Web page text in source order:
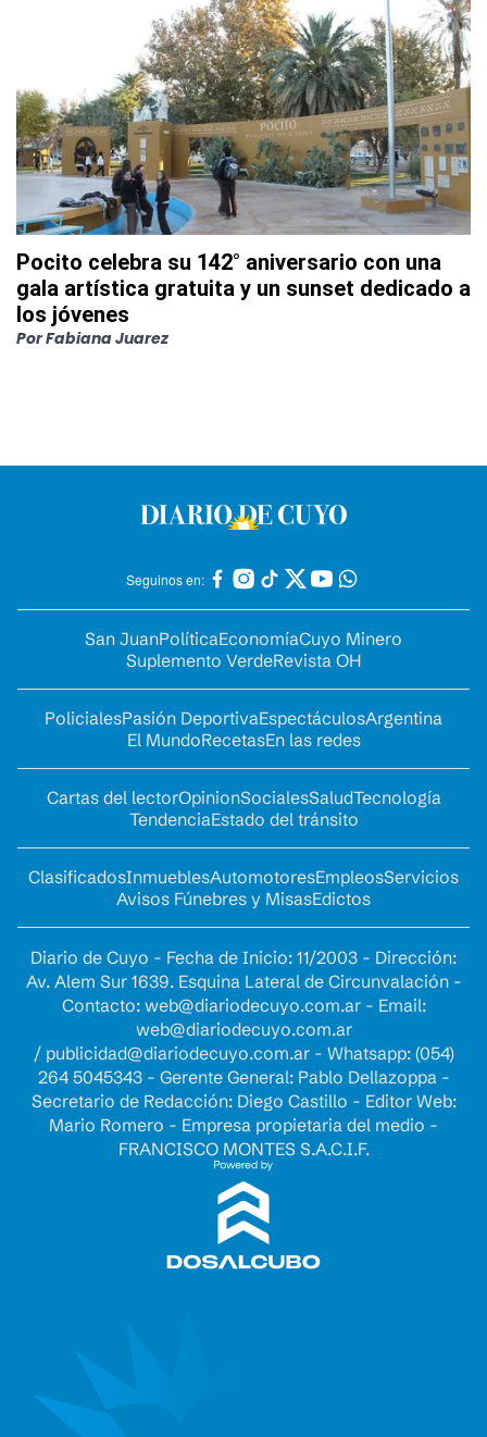
Pocito celebra su 142° aniversario con una
gala artística gratuita y un sunset dedicado a
los jóvenes
PorFabiana Juarez
Seguinos en:
San JuanPolíticaEconomíaCuyo Minero
Suplemento VerdeRevista OH
PolicialesPasión DeportivaEspectáculosArgentina
El MundoRecetasEn las redes
Cartas del lectorOpinionSocialesSaludTecnología
TendenciaEstado del tránsito
ClasificadosInmueblesAutomotoresEmpleosServicios
Avisos Fúnebres y MisasEdictos
Diario de Cuyo - Fecha de Inicio: 11/2003 - Dirección:
Av. Alem Sur 1639. Esquina Lateral de Circunvalación -
Contacto: web@diariodecuyo.com.ar- Email:
web@diariodecuyo.com.ar
/ publicidad@diariodecuyo.com.ar- Whatsapp: (054)
264 5045343 - Gerente General: Pablo Dellazoppa -
Secretario de Redacción: Diego Castillo - Editor Web:
Mario Romero - Empresa propietaria del medio -
FRANCISCO MONTES S.A.C.I.F.